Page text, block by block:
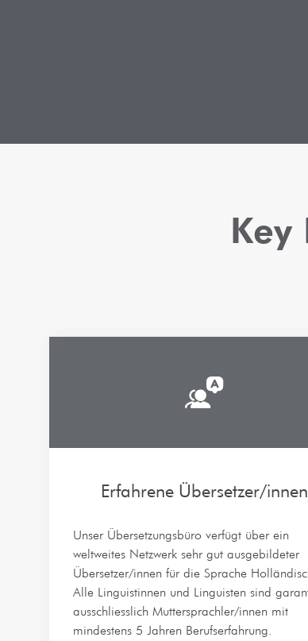
Key
Erfahrene Übersetzer/innen
Unser Übersetzungsbüro verfügt über ein
weltweites Netzwerk sehr gut ausgebildeter
Übersetzer/innen für die Sprache
Alle Linguistinnen und Linguisten sind
ausschliesslich Muttersprachler/innen mit
mindestens 5 Jahren Berufserfahrung.